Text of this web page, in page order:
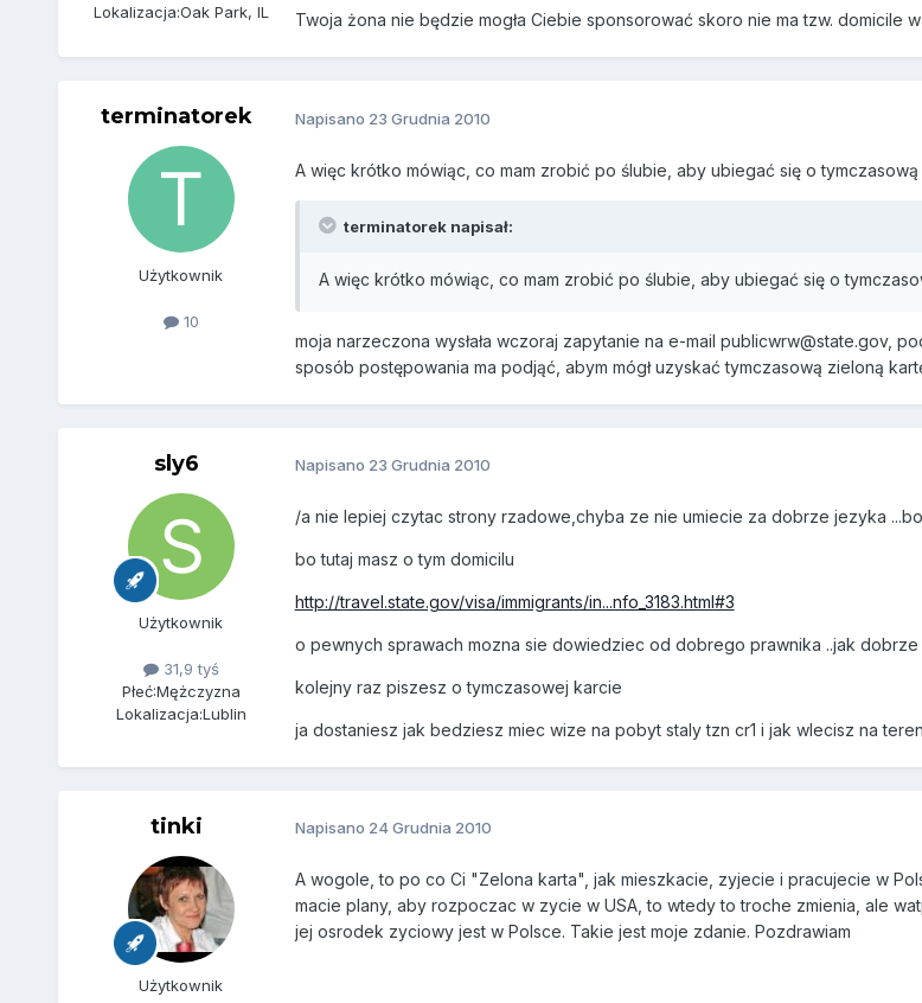
Lokalizacja:Oak Park, IL Twoja żona nie będzie mogła Ciebie sponsorować skoro nie ma tzw. domicile w
terminatorek
Użytkownik
10
Napisano 23 Grudnia 2010
A więc krótko mówiąc, co mam zrobić po ślubie, aby ubiegać się o
terminatorek napisał:
A więc krótko mówiąc, co mam zrobić po ślubie, aby ubiegać się o
moja narzeczona wysłała wczoraj zapytanie na e-mail publicwrw@state.gov,
sposób postępowania ma podjąć, abym mógł uzyskać tymczasową zieloną
sly6
Użytkownik
31,9 tyś
Płeć:Mężczyzna
Lokalizacja:Lublin
Napisano 23 Grudnia 2010
/a nie lepiej czytac strony rzadowe,chyba ze nie umiecie za dobrze jezyka
bo tutaj masz o tym domicilu
http://travel.state.gov/visa/immigrants/in...nfo_3183.html#3
o pewnych sprawach mozna sie dowiedziec od dobrego prawnika ..jak
kolejny raz piszesz o tymczasowej karcie
ja dostaniesz jak bedziesz miec wize na pobyt staly tzn cr1 i jak wlecisz na
tinki
Użytkownik
Napisano 24 Grudnia 2010
A wogole, to po co Ci "Zelona karta", jak mieszkacie, zyjecie i pracujecie w
macie plany, aby rozpoczac w zycie w USA, to wtedy to troche zmienia, ale
jej osrodek zyciowy jest w Polsce. Takie jest moje zdanie. Pozdrawiam